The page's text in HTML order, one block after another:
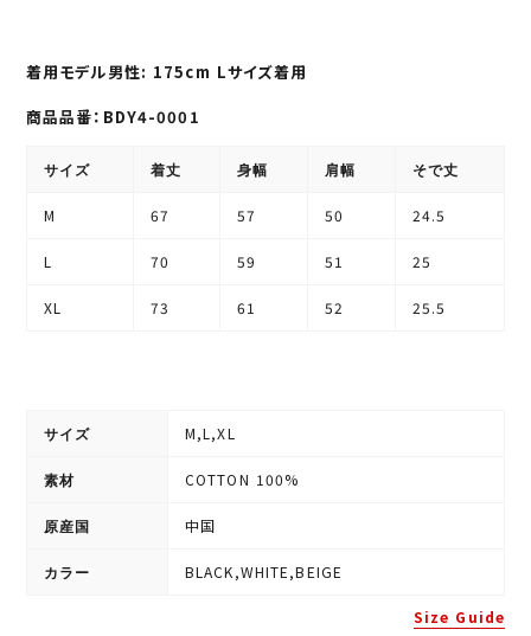
着用モデル男性: 175cm Lサイズ着用
商品品番：BDY4-0001
サイズ 着丈 身幅 肩幅 そで丈
M 67 57 50 24.5
L 70 59 51 25
XL 73 61 52 25.5
サイズ M,L,XL
素材 COTTON 100%
原産国 中国
カラー BLACK,WHITE,BEIGE
Size Guide